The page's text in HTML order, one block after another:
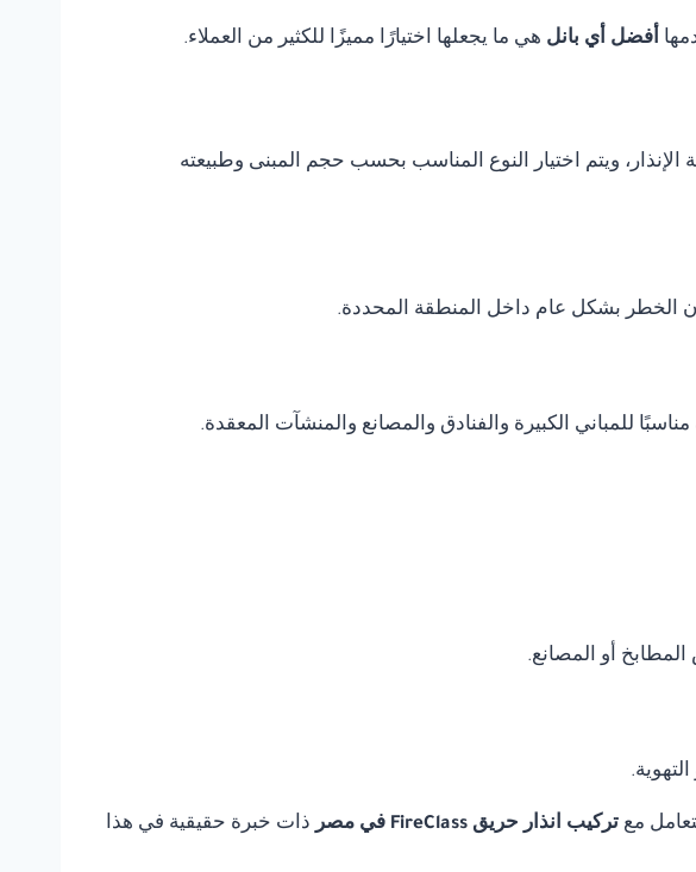
أفضل أي بانل هي ما يجعلها اختيارًا مميزًا للكثير من العملاء.
ويتم اختيار النوع المناسب بحسب حجم المبنى وطبيعته
الخطر بشكل عام داخل المنطقة المحددة.
للمباني الكبيرة والفنادق والمصانع والمنشآت المعقدة.
أو المصانع.
مع تركيب انذار حريق FireClass في مصر
ذات خبرة حقيقية في هذا